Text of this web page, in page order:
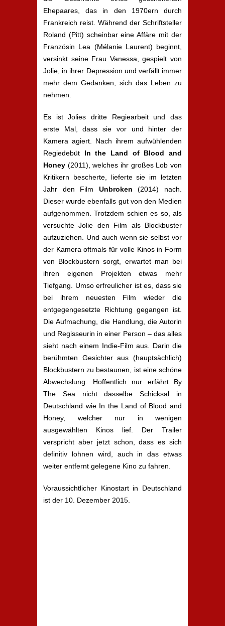
Ehepaares, das in den 1970ern durch
Frankreich reist. Während der Schriftsteller
Roland (Pitt) scheinbar eine Affäre mit der
Französin Lea (Mélanie Laurent) beginnt,
versinkt seine Frau Vanessa, gespielt von
Jolie, in ihrer Depression und verfällt immer
mehr dem Gedanken, sich das Leben zu
nehmen.
Es ist Jolies dritte Regiearbeit und das
erste Mal, dass sie vor und hinter der
Kamera agiert. Nach ihrem aufwühlenden
Regiedebüt In the Land of Blood and
Honey (2011), welches ihr großes Lob von
Kritikern bescherte, lieferte sie im letzten
Jahr den Film Unbroken (2014) nach.
Dieser wurde ebenfalls gut von den Medien
aufgenommen. Trotzdem schien es so, als
versuchte Jolie den Film als Blockbuster
aufzuziehen. Und auch wenn sie selbst vor
der Kamera oftmals für volle Kinos in Form
von Blockbustern sorgt, erwartet man bei
ihren eigenen Projekten etwas mehr
Tiefgang. Umso erfreulicher ist es, dass sie
bei ihrem neuesten Film wieder die
entgegengesetzte Richtung gegangen ist.
Die Aufmachung, die Handlung, die Autorin
und Regisseurin in einer Person – das alles
sieht nach einem Indie-Film aus. Darin die
berühmten Gesichter aus (hauptsächlich)
Blockbustern zu bestaunen, ist eine schöne
Abwechslung. Hoffentlich nur erfährt By
The Sea nicht dasselbe Schicksal in
Deutschland wie In the Land of Blood and
Honey, welcher nur in wenigen
ausgewählten Kinos lief. Der Trailer
verspricht aber jetzt schon, dass es sich
definitiv lohnen wird, auch in das etwas
weiter entfernt gelegene Kino zu fahren.
Voraussichtlicher Kinostart in Deutschland
ist der 10. Dezember 2015.